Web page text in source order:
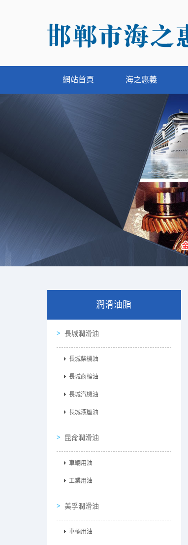
網站首頁 海之惠義
潤滑油脂
長城潤滑油
長城柴機油
長城齒輪油
長城汽機油
長城液壓油
昆侖潤滑油
車輛用油
工業用油
美孚潤滑油
車輛用油